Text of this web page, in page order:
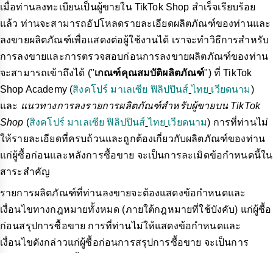
เมื่อท่านลงทะเบียนเป็นผู้ขายใน TikTok Shop สำเร็จเรียบร้อย
แล้ว ท่านจะสามารถอัปโหลดรายละเอียดผลิตภัณฑ์ของท่านและ
ลงขายผลิตภัณฑ์เพื่อแสดงต่อผู้ใช้งานได้ เราจะทำวิธีการสำหรับ
การลงขายและการตรวจสอบก่อนการลงขายผลิตภัณฑ์ของท่าน
จะสามารถเข้าถึงได้ ("เกณฑ์คุณสมบัติผลิตภัณฑ์") ที่ TikTok
Shop Academy (สิงคโปร์ มาเลเซีย ฟิลิปปินส์ ไทย เวียดนาม)
และ แนวทางการลงรายการผลิตภัณฑ์สำหรับผู้ขายบน TikTok
Shop (สิงคโปร์ มาเลเซีย ฟิลิปปินส์ ไทย เวียดนาม) การที่ท่านไม่
ให้รายละเอียดที่ครบถ้วนและถูกต้องเกี่ยวกับผลิตภัณฑ์ของท่าน
แก่ผู้ซื้อก่อนและหลังการซื้อขาย จะเป็นการละเมิดข้อกำหนดนี้ใน
สาระสำคัญ
รายการผลิตภัณฑ์ที่ท่านลงขายจะต้องแสดงข้อกำหนดและ
เงื่อนไขทางกฎหมายทั้งหมด (ภายใต้กฎหมายที่ใช้บังคับ) แก่ผู้ซื้อ
ก่อนสรุปการซื้อขาย การที่ท่านไม่ให้แสดงข้อกำหนดและ
เงื่อนไขดังกล่าวแก่ผู้ซื้อก่อนการสรุปการซื้อขาย จะเป็นการ